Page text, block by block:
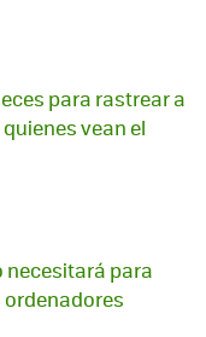
para rastrear a
vean el
necesitará para
ordenadores